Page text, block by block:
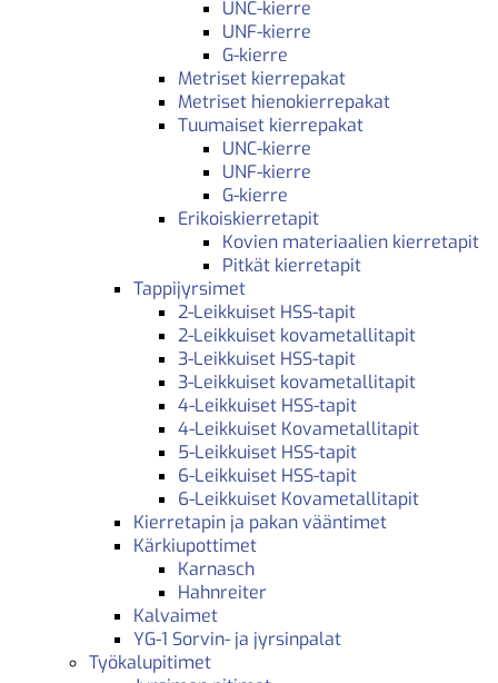
UNC-kierre
UNF-kierre
G-kierre
Metriset kierrepakat
Metriset hienokierrepakat
Tuumaiset kierrepakat
UNC-kierre
UNF-kierre
G-kierre
Erikoiskierretapit
Kovien materiaalien kierretapit
Pitkät kierretapit
Tappijyrsimet
2-Leikkuiset HSS-tapit
2-Leikkuiset kovametallitapit
3-Leikkuiset HSS-tapit
3-Leikkuiset kovametallitapit
4-Leikkuiset HSS-tapit
4-Leikkuiset Kovametallitapit
5-Leikkuiset HSS-tapit
6-Leikkuiset HSS-tapit
6-Leikkuiset Kovametallitapit
Kierretapin ja pakan vääntimet
Kärkiupottimet
Karnasch
Hahnreiter
Kalvaimet
YG-1 Sorvin- ja jyrsinpalat
Työkalupitimet